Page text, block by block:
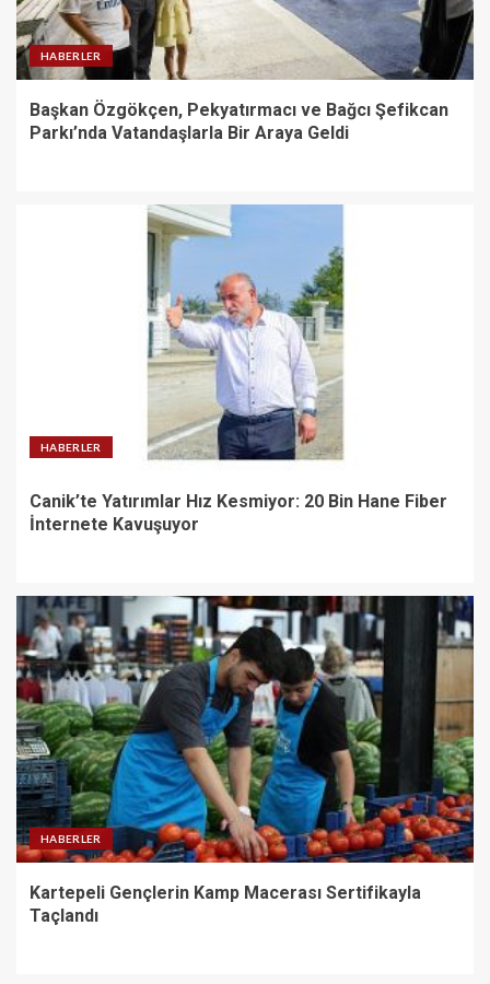
HABERLER
Başkan Özgökçen, Pekyatırmacı ve Bağcı Şefikcan
Parkı’nda Vatandaşlarla Bir Araya Geldi
HABERLER
Canik’te Yatırımlar Hız Kesmiyor: 20 Bin Hane Fiber
İnternete Kavuşuyor
HABERLER
Kartepeli Gençlerin Kamp Macerası Sertifikayla
Taçlandı